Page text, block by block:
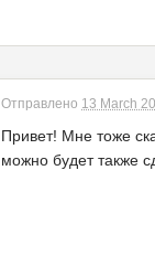
Отправлено 13 March
Привет! Мне тоже
можно будет также